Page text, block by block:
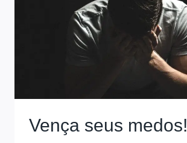
Vença seus medos!